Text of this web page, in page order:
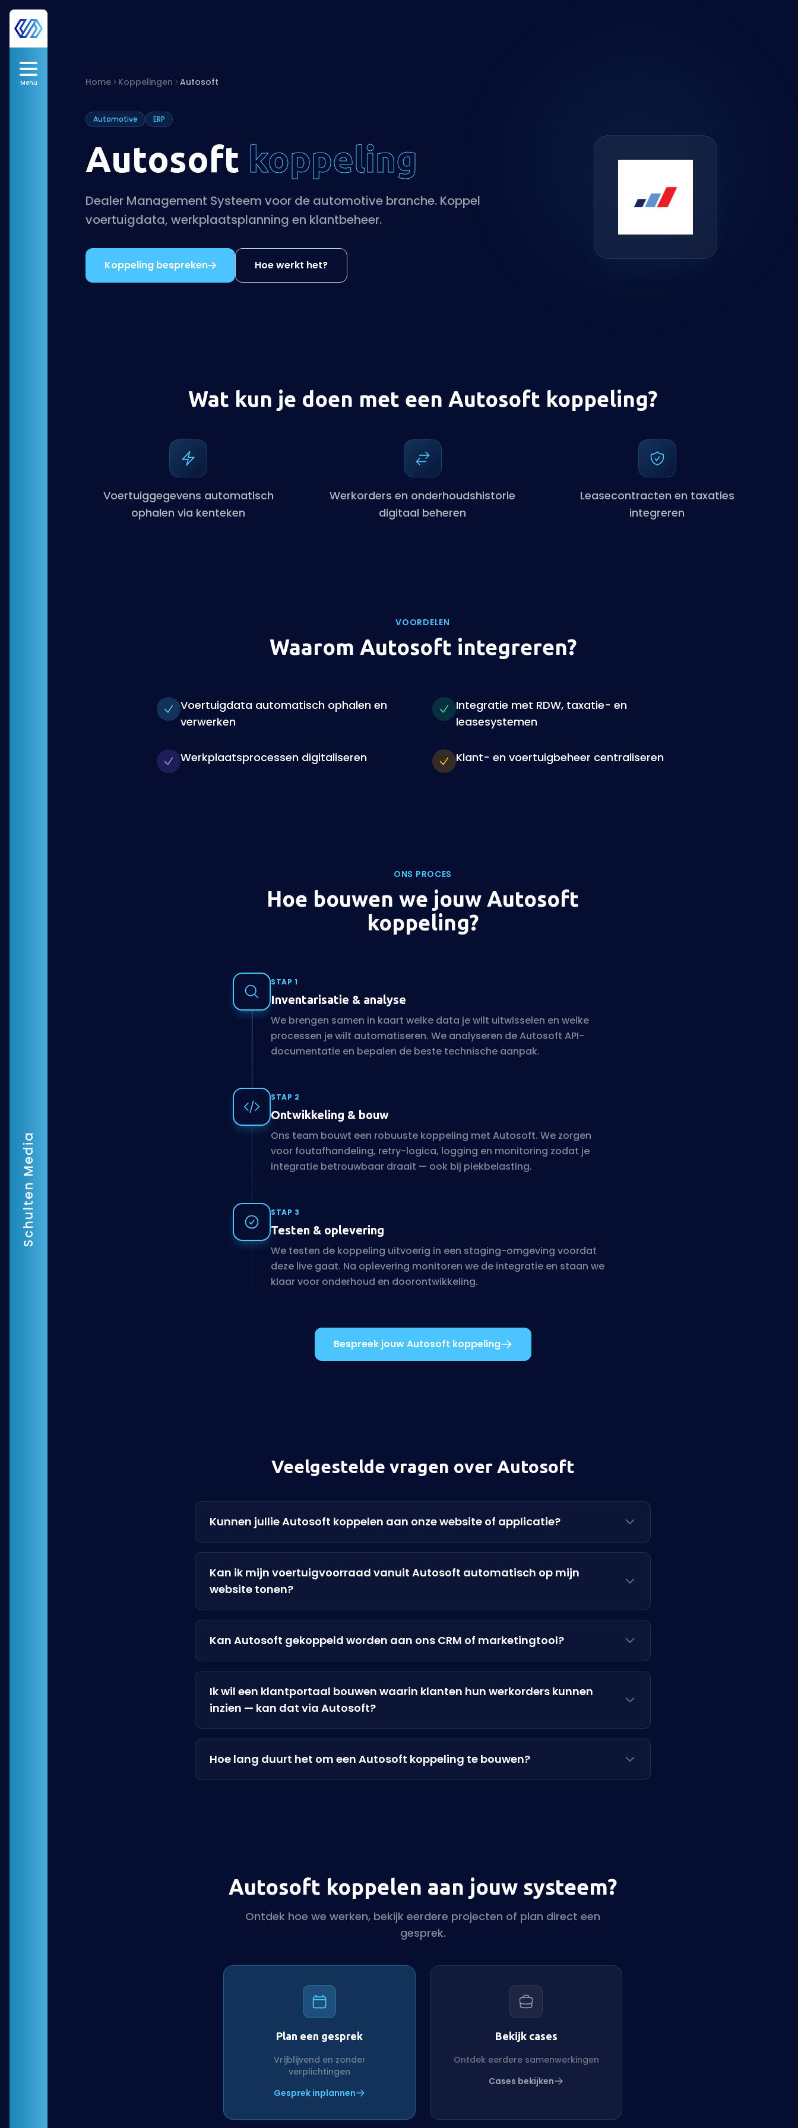
Menu
Schulten Media
Home Koppelingen Autosoft
Automotive ERP
Autosoft koppeling
Dealer Management Systeem voor de automotive branche. Koppel
voertuigdata, werkplaatsplanning en klantbeheer.
Koppeling bespreken Hoe werkt het?
Wat kun je doen met een Autosoft koppeling?
Voertuiggegevens automatisch
ophalen via kenteken
Werkorders en onderhoudshistorie
digitaal beheren
Leasecontracten en taxaties
integreren
VOORDELEN
Waarom Autosoft integreren?
Voertuigdata automatisch ophalen en
verwerken
Integratie met RDW, taxatie- en
leasesystemen
Werkplaatsprocessen digitaliseren Klant- en voertuigbeheer centraliseren
ONS PROCES
Hoe bouwen we jouw Autosoft
koppeling?
STAP 1
Inventarisatie & analyse
We brengen samen in kaart welke data je wilt uitwisselen en welke
processen je wilt automatiseren. We analyseren de Autosoft API-
documentatie en bepalen de beste technische aanpak.
STAP 2
Ontwikkeling & bouw
Ons team bouwt een robuuste koppeling met Autosoft. We zorgen
voor foutafhandeling, retry-logica, logging en monitoring zodat je
integratie betrouwbaar draait — ook bij piekbelasting.
STAP 3
Testen & oplevering
We testen de koppeling uitvoerig in een staging-omgeving voordat
deze live gaat. Na oplevering monitoren we de integratie en staan we
klaar voor onderhoud en doorontwikkeling.
Bespreek jouw Autosoft koppeling
Veelgestelde vragen over Autosoft
Kunnen jullie Autosoft koppelen aan onze website of applicatie?
Kan ik mijn voertuigvoorraad vanuit Autosoft automatisch op mijn
website tonen?
Kan Autosoft gekoppeld worden aan ons CRM of marketingtool?
Ik wil een klantportaal bouwen waarin klanten hun werkorders kunnen
inzien — kan dat via Autosoft?
Hoe lang duurt het om een Autosoft koppeling te bouwen?
Autosoft koppelen aan jouw systeem?
Ontdek hoe we werken, bekijk eerdere projecten of plan direct een
gesprek.
Plan een gesprek
Vrijblijvend en zonder
verplichtingen
Gesprek inplannen
Bekijk cases
Ontdek eerdere samenwerkingen
Cases bekijken